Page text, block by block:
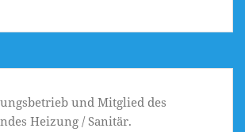
und Mitglied des
Heizung / Sanitär.